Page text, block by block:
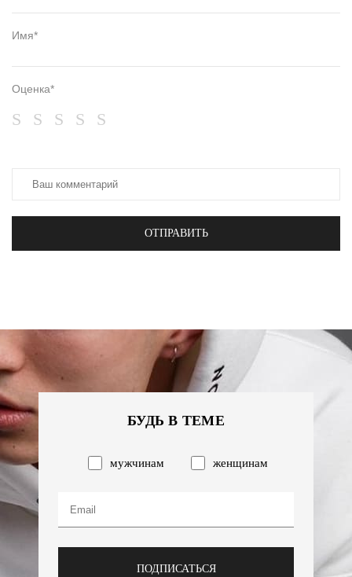
Имя*
Оценка*
ОТПРАВИТЬ
БУДЬ В ТЕМЕ
мужчинам женщинам
ПОДПИСАТЬСЯ